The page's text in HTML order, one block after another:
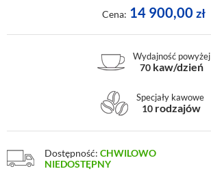
Cena: 14 900,00 zł
Wydajność powyżej
70 kaw/dzień
Specjały kawowe
10 rodzajów
Dostępność: CHWILOWO
NIEDOSTĘPNY